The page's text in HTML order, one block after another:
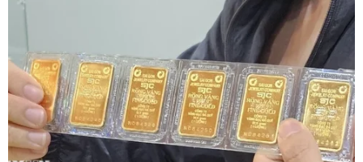
Thầy Nguyễn Minh Thiện với các em học sinh Trường Trung học
Phổ thông Trà Ôn. (Ảnh: Lê Thúy Hằng/TTXVN)
Với nhiệt huyết, tình yêu nghề, thầy Nguyễn
Minh Thiện (59 tuổi), Hiệu trưởng Trường